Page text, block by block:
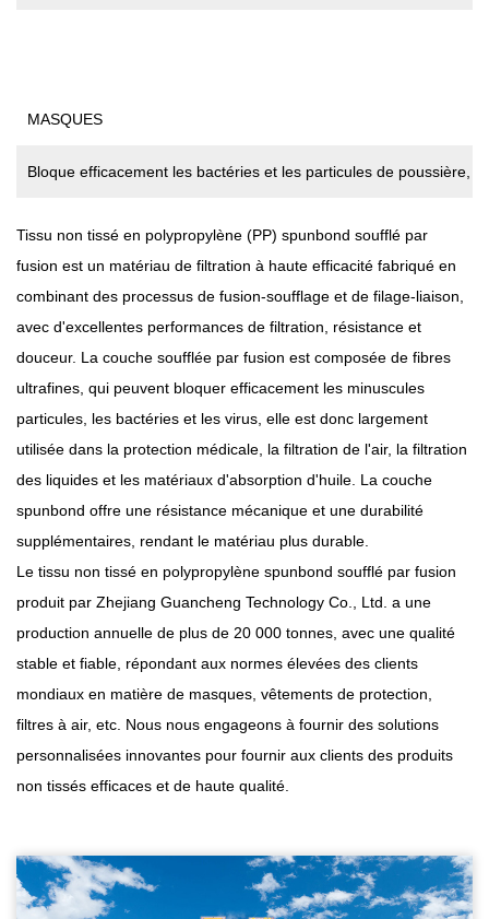
MASQUES
Bloque efficacement les bactéries et les particules de poussière,
Tissu non tissé en polypropylène (PP) spunbond soufflé par
fusion est un matériau de filtration à haute efficacité fabriqué en
combinant des processus de fusion-soufflage et de filage-liaison,
avec d'excellentes performances de filtration, résistance et
douceur. La couche soufflée par fusion est composée de fibres
ultrafines, qui peuvent bloquer efficacement les minuscules
particules, les bactéries et les virus, elle est donc largement
utilisée dans la protection médicale, la filtration de l'air, la filtration
des liquides et les matériaux d'absorption d'huile. La couche
spunbond offre une résistance mécanique et une durabilité
supplémentaires, rendant le matériau plus durable.
Le tissu non tissé en polypropylène spunbond soufflé par fusion
produit par Zhejiang Guancheng Technology Co., Ltd. a une
production annuelle de plus de 20 000 tonnes, avec une qualité
stable et fiable, répondant aux normes élevées des clients
mondiaux en matière de masques, vêtements de protection,
filtres à air, etc. Nous nous engageons à fournir des solutions
personnalisées innovantes pour fournir aux clients des produits
non tissés efficaces et de haute qualité.